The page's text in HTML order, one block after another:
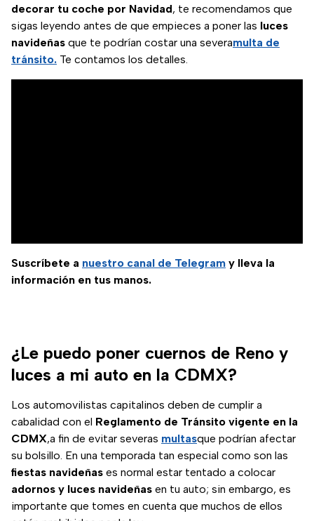
decorar tu coche por Navidad, te recomendamos que
sigas leyendo antes de que empieces a poner las luces
navideñas que te podrían costar una severamulta de
tránsito. Te contamos los detalles.
Suscríbete a nuestro canal de Telegram y lleva la
información en tus manos.
¿Le puedo poner cuernos de Reno y
luces a mi auto en la CDMX?
Los automovilistas capitalinos deben de cumplir a
cabalidad con el Reglamento de Tránsito vigente en la
CDMX,a fin de evitar severas multasque podrían afectar
su bolsillo. En una temporada tan especial como son las
fiestas navideñas es normal estar tentado a colocar
adornos y luces navideñas en tu auto; sin embargo, es
importante que tomes en cuenta que muchos de ellos